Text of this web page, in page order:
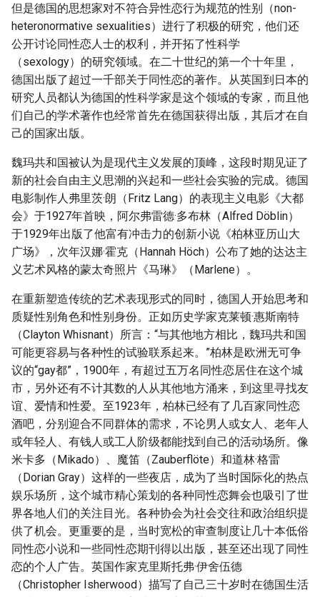
但是德国的思想家对不符合异性恋行为规范的性别（non-
heteronormative sexualities）进行了积极的研究，他们还
公开讨论同性恋人士的权利，并开拓了性科学
（sexology）的研究领域。在二十世纪的第一个十年里，
德国出版了超过一千部关于同性恋的著作。从英国到日本的
研究人员都认为德国的性科学家是这个领域的专家，而且他
们自己的学术著作也经常首先在德国获得出版，其后才在自
己的国家出版。
魏玛共和国被认为是现代主义发展的顶峰，这段时期见证了
新的社会自由主义思潮的兴起和一些社会实验的完成。德国
电影制作人弗里茨·朗（Fritz Lang）的表现主义电影《大都
会》于1927年首映，阿尔弗雷德·多布林（Alfred Döblin）
于1929年出版了他富有冲击力的创新小说《柏林亚历山大
广场》，次年汉娜·霍克（Hannah Höch）公布了她的达达主
义艺术风格的蒙太奇照片《马琳》（Marlene）。
在重新塑造传统的艺术表现形式的同时，德国人开始思考和
质疑性别角色和性别身份。正如历史学家克莱顿·惠斯南特
（Clayton Whisnant）所言：“与其他地方相比，魏玛共和国
可能更容易与各种性的试验联系起来。”柏林是欧洲无可争
议的“gay都”，1900年，有超过五万名同性恋居住在这个城
市，另外还有不计其数的人从其他地方涌来，到这里寻找友
谊、爱情和性爱。至1923年，柏林已经有了几百家同性恋
酒吧，分别迎合不同群体的需求，不论男人或女人、老年人
或年轻人、有钱人或工人阶级都能找到自己的活动场所。像
米卡多（Mikado）、魔笛（Zauberflöte）和道林·格雷
（Dorian Gray）这样的一些夜店，成为了当时国际化的热点
娱乐场所，这个城市精心策划的各种同性恋舞会也吸引了世
界各地人们的关注目光。各种协会为社会交往和政治组织提
供了机会。更重要的是，当时宽松的审查制度让几十本低俗
同性恋小说和一些同性恋期刊得以出版，甚至还出现了同性
恋的个人广告。英国作家克里斯托弗·伊舍伍德
（Christopher Isherwood）描写了自己三十岁时在德国生活